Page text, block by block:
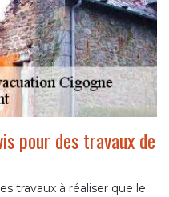
pour des travaux de
travaux à réaliser que le